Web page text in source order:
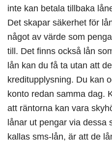
inte kan betala tillbaka
Det skapar säkerhet för
något av värde som
till. Det finns också lån
lån kan du få ta utan att
kreditupplysning. Du kan
konto redan samma dag.
att räntorna kan vara
lånar ut pengar via dessa
kallas sms-lån, är att de